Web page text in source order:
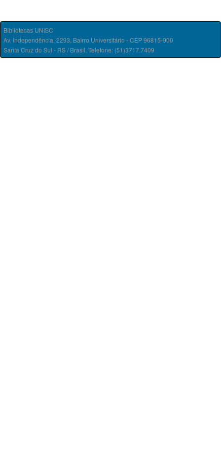
Bibliotecas UNISC
Av. Independência, 2293, Bairro Universitário - CEP 96815-900
Santa Cruz do Sul - RS / Brasil. Telefone: (51)3717.7409